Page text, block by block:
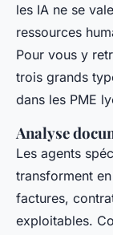
les IA ne se
ressources
Pour vous y
trois grands
dans les PME
Analyse
Les agents
transforment
factures,
exploitables.